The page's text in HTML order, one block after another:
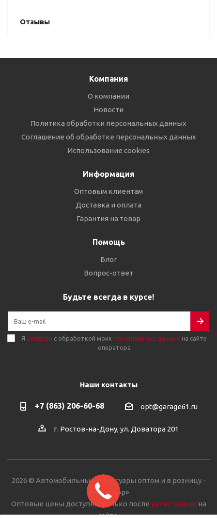
Отзывы
Компания
О компании
Новости
Политика обработки персональных данных
Соглашение об обработке персональных данных
Использование cookies
Информация
Оптовым клиентам
Доставка и оплата
Гарантия на товар
Помощь
Блог
Вопрос-ответ
Будьте всегда в курсе!
Я согласен с обработкой моих персональных данных на сайте
оператора
Наши контакты
+7 (863) 206-60-68 opt@garage61.ru
г. Ростов-на-Дону, ул. Доватора 201
2026 © Автомобильные аксессуары оптом и в розницу -
«Автостор»
Оптовые цены доступны только после регистрации на
сайте.